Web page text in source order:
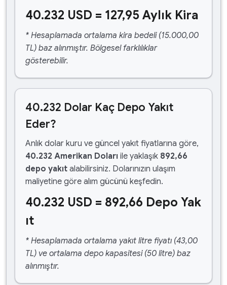
40.232 USD = 127,95 Aylık Kira
* Hesaplamada ortalama kira bedeli (15.000,00
TL) baz alınmıştır. Bölgesel farklılıklar
gösterebilir.
40.232 Dolar Kaç Depo Yakıt
Eder?
Anlık dolar kuru ve güncel yakıt fiyatlarına göre,
40.232 Amerikan Doları ile yaklaşık 892,66
depo yakıt alabilirsiniz. Dolarınızın ulaşım
maliyetine göre alım gücünü keşfedin.
40.232 USD = 892,66 Depo Yak
ıt
* Hesaplamada ortalama yakıt litre fiyatı (43,00
TL) ve ortalama depo kapasitesi (50 litre) baz
alınmıştır.